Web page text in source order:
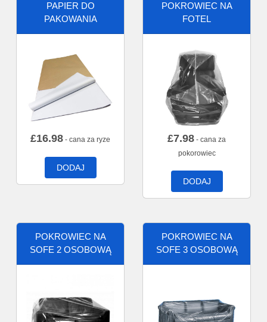
PAPIER DO
PAKOWANIA
£16.98 - cana za ryze
DODAJ
POKROWIEC NA
FOTEL
£7.98 - cana za
pokorowiec
DODAJ
POKROWIEC NA
SOFE 2 OSOBOWĄ
POKROWIEC NA
SOFE 3 OSOBOWĄ